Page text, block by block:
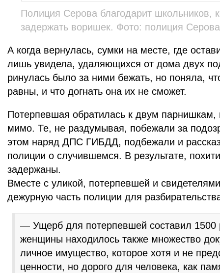
Полиция Серова благодарит школьников,
задержать воришек. Фото: полиция Серова
А когда вернулась, сумки на месте, где
лишь увидела, удаляющихся от дома двух
ринулась было за ними бежать, но поняла,
равны, и что догнать она их не сможет.
Потерпевшая обратилась к двум парнишкам,
мимо. Те, не раздумывая, побежали за
этом наряд ДПС ГИБДД, подбежали и
полиции о случившемся. В результате,
задержаны.
Вместе с уликой, потерпевшей и
дежурную часть полиции для
— Ущерб для потерпевшей составил 1500
женщины находилось также множество
личное имущество, которое хотя и не
ценности, но дорого для человека, как